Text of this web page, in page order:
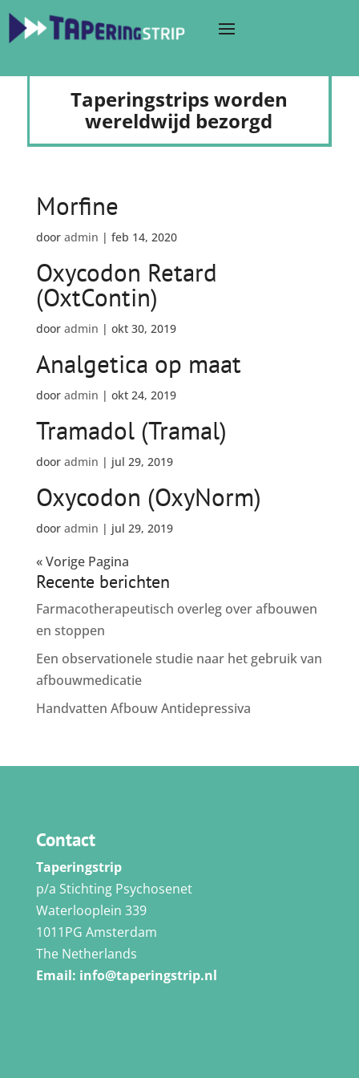
Taperingstrips worden
wereldwijd bezorgd
Morfine
door admin | feb 14, 2020
Oxycodon Retard
(OxtContin)
door admin | okt 30, 2019
Analgetica op maat
door admin | okt 24, 2019
Tramadol (Tramal)
door admin | jul 29, 2019
Oxycodon (OxyNorm)
door admin | jul 29, 2019
« Vorige Pagina
Recente berichten
Farmacotherapeutisch overleg over afbouwen
en stoppen
Een observationele studie naar het gebruik van
afbouwmedicatie
Handvatten Afbouw Antidepressiva
Contact
Taperingstrip
p/a Stichting Psychosenet
Waterlooplein 339
1011PG Amsterdam
The Netherlands
Email: info@taperingstrip.nl